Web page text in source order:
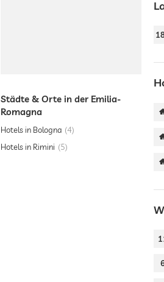
Städte & Orte in der Emilia-
Romagna
Hotels in Bologna 4
Hotels in Rimini
5